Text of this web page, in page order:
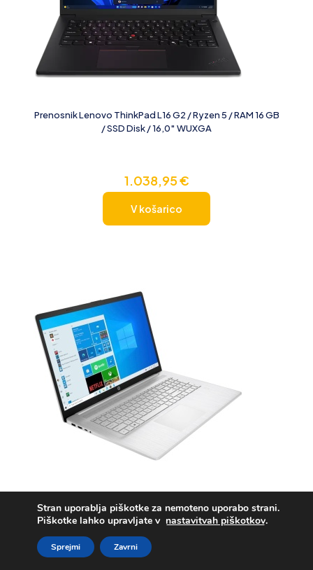
Prenosnik Lenovo ThinkPad L16 G2 / Ryzen 5 / RAM 16 GB
/ SSD Disk / 16,0″ WUXGA
1.038,95€
V košarico
/ 17,3″ FHD
Stran uporablja piškotke za nemoteno uporabo strani.
Piškotke lahko upravljate v nastavitvah piškotkov.
Sprejmi Zavrni